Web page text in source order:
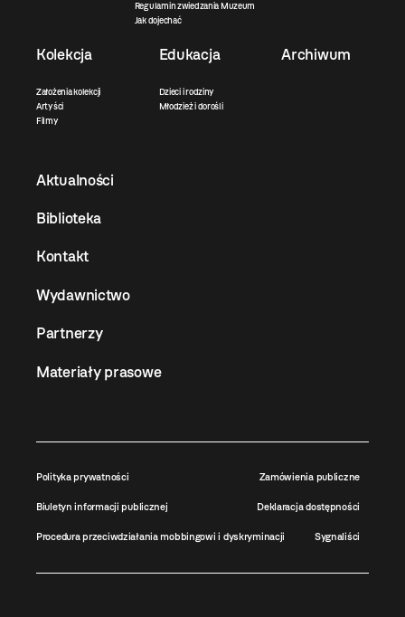
Regulamin zwiedzania Muzeum
Jak dojechać
Kolekcja
Założenia kolekcji
Artyści
Filmy
Edukacja
Dzieci i rodziny
Młodzież i dorośli
Archiwum
Aktualności
Biblioteka
Kontakt
Wydawnictwo
Partnerzy
Materiały prasowe
Polityka prywatności Zamówienia publiczne
Biuletyn informacji publicznej Deklaracja dostępności
Procedura przeciwdziałania mobbingowi i dyskryminacji Sygnaliści